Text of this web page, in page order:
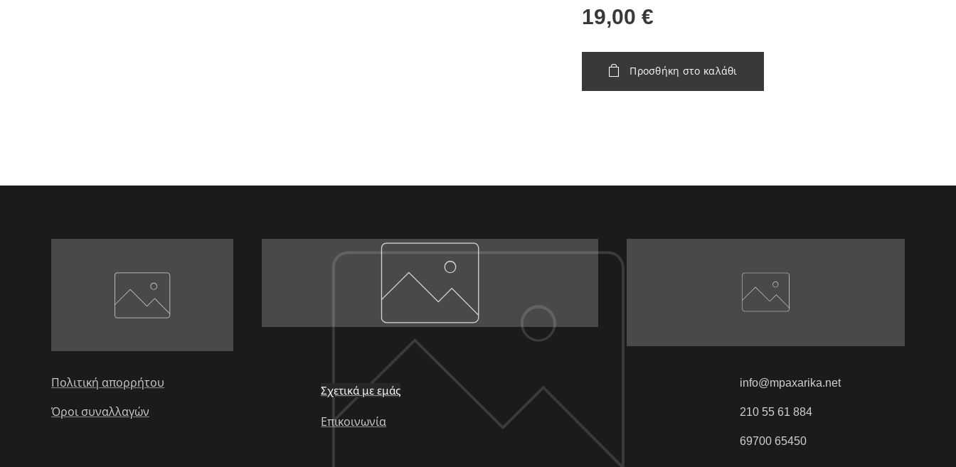
19,00 €
Προσθήκη στο καλάθι
Πολιτική απορρήτου
Όροι συναλλαγών
Σχετικά με εμάς
Επικοινωνία
info@mpaxarika.net
210 55 61 884
69700 65450